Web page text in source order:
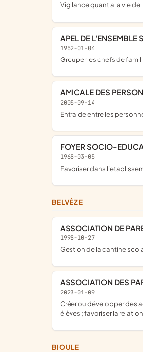
Vigilance quant a la vie
APEL DE
1952-01-04
Grouper les chefs de
AMICALE DES
2005-09-14
entraide entre les
FOYER SOCIO-
1968-03-05
favoriser dans
BELVÈZE
ASSOCIATION DE
1998-10-27
gestion de la cantine
ASSOCIATION DES
2023-01-09
créer ou développer des activités culturelles, des uvres sociales, au sein de l'établissement scolaire ; promouvoir des actions visant à favoriser l'éducation permanente des
élèves ; favoriser la
BIOULE